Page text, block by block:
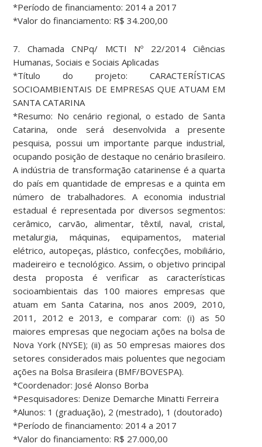
*Período de financiamento: 2014 a 2017
*Valor do financiamento: R$ 34.200,00
7. Chamada CNPq/ MCTI Nº 22/2014 Ciências
Humanas, Sociais e Sociais Aplicadas
*Título do projeto: CARACTERÍSTICAS
SOCIOAMBIENTAIS DE EMPRESAS QUE ATUAM EM
SANTA CATARINA
*Resumo: No cenário regional, o estado de Santa
Catarina, onde será desenvolvida a presente
pesquisa, possui um importante parque industrial,
ocupando posição de destaque no cenário brasileiro.
A indústria de transformação catarinense é a quarta
do país em quantidade de empresas e a quinta em
número de trabalhadores. A economia industrial
estadual é representada por diversos segmentos:
cerâmico, carvão, alimentar, têxtil, naval, cristal,
metalurgia, máquinas, equipamentos, material
elétrico, autopeças, plástico, confecções, mobiliário,
madeireiro e tecnológico. Assim, o objetivo principal
desta proposta é verificar as características
socioambientais das 100 maiores empresas que
atuam em Santa Catarina, nos anos 2009, 2010,
2011, 2012 e 2013, e comparar com: (i) as 50
maiores empresas que negociam ações na bolsa de
Nova York (NYSE); (ii) as 50 empresas maiores dos
setores considerados mais poluentes que negociam
ações na Bolsa Brasileira (BMF/BOVESPA).
*Coordenador: José Alonso Borba
*Pesquisadores: Denize Demarche Minatti Ferreira
*Alunos: 1 (graduação), 2 (mestrado), 1 (doutorado)
*Período de financiamento: 2014 a 2017
*Valor do financiamento: R$ 27.000,00